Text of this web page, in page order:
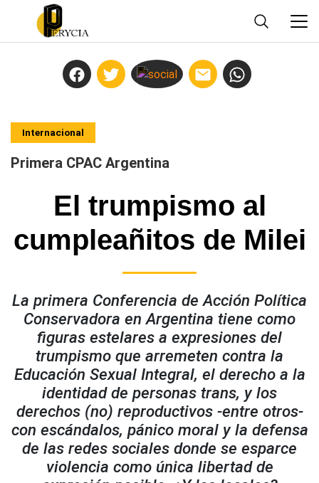
Internacional
Primera CPAC Argentina
El trumpismo al
cumpleañitos de Milei
La primera Conferencia de Acción Política
Conservadora en Argentina tiene como
figuras estelares a expresiones del
trumpismo que arremeten contra la
Educación Sexual Integral, el derecho a la
identidad de personas trans, y los
derechos (no) reproductivos -entre otros-
con escándalos, pánico moral y la defensa
de las redes sociales donde se esparce
violencia como única libertad de